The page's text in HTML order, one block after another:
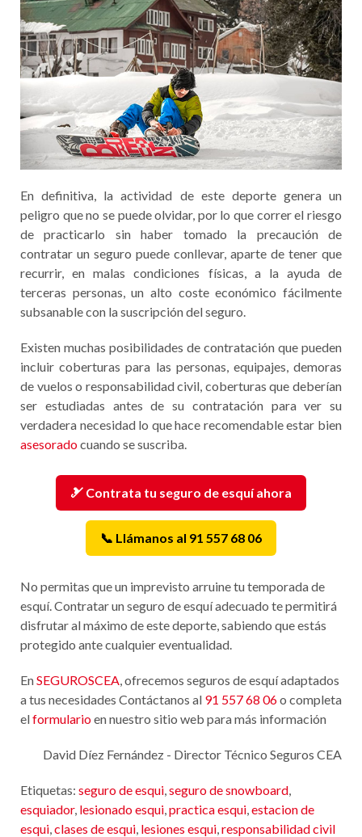
En definitiva, la actividad de este deporte genera un
peligro que no se puede olvidar, por lo que correr el riesgo
de practicarlo sin haber tomado la precaución de
contratar un seguro puede conllevar, aparte de tener que
recurrir, en malas condiciones físicas, a la ayuda de
terceras personas, un alto coste económico fácilmente
subsanable con la suscripción del seguro.
Existen muchas posibilidades de contratación que pueden
incluir coberturas para las personas, equipajes, demoras
de vuelos o responsabilidad civil, coberturas que deberían
ser estudiadas antes de su contratación para ver su
verdadera necesidad lo que hace recomendable estar bien
asesoradocuando se suscriba.
🎿 Contrata tu seguro de esquí ahora
📞 Llámanos al 91 557 68 06
No permitas que un imprevisto arruine tu temporada de
esquí. Contratar un seguro de esquí adecuado te permitirá
disfrutar al máximo de este deporte, sabiendo que estás
protegido ante cualquier eventualidad.
EnSEGUROSCEA , ofrecemos seguros de esquí adaptados
a tus necesidades Contáctanos al 91 557 68 06o completa
elformularioen nuestro sitio web para más información
David Díez Fernández - Director Técnico Seguros CEA
Etiquetas: seguro de esqui seguro de snowboard
esquiador, lesionado esqui practica esqui estacion de
esqui clases de esqui lesiones esqui responsabilidad civil